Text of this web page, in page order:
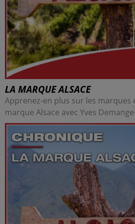
LA MARQUE ALSACE
Apprenez-en plus sur les marques
marque Alsace avec Yves